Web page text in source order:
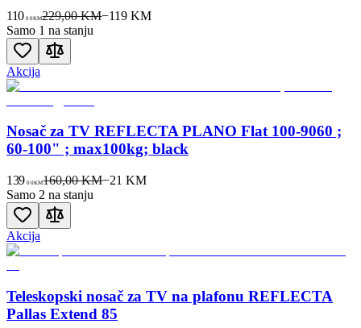
110 00KM229,00 KM−119 KM
Samo 1 na stanju
Akcija
Nosač za TV REFLECTA PLANO Flat 100-9060 ;
60-100" ; max100kg; black
139 00KM160,00 KM−21 KM
Samo 2 na stanju
Akcija
Teleskopski nosač za TV na plafonu REFLECTA
Pallas Extend 85